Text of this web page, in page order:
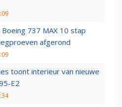
737 MAX 10 stap
afgerond
toont interieur van nieuwe
E2